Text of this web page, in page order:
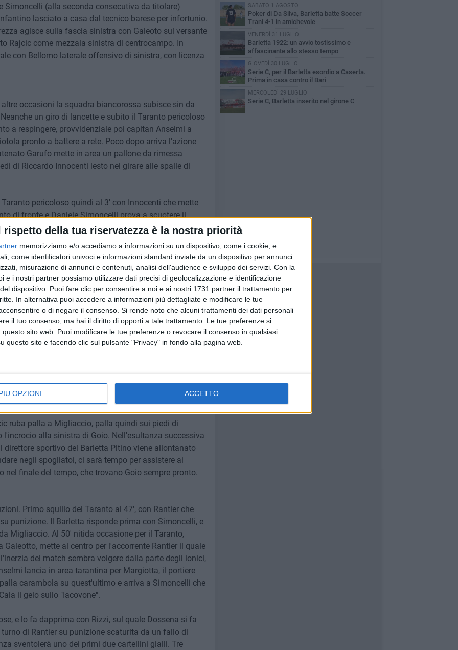
rispetto della tua riservatezza è la nostra priorità
memorizziamo e/o accediamo a informazioni su un dispositivo, come i cookie, e
come identificatori univoci e informazioni standard inviate da un dispositivo per annunci
misurazione di annunci e contenuti, analisi dell'audience e sviluppo dei servizi. Con la
e i nostri partner possiamo utilizzare dati precisi di geolocalizzazione e identificazione
dispositivo. Puoi fare clic per consentire a noi e ai nostri 1731 partner il trattamento per
In alternativa puoi accedere a informazioni più dettagliate e modificare le tue
o di negare il consenso. Si rende noto che alcuni trattamenti dei dati personali
il tuo consenso, ma hai il diritto di opporti a tale trattamento. Le tue preferenze si
sito web. Puoi modificare le tue preferenze o revocare il consenso in qualsiasi
questo sito e facendo clic sul pulsante "Privacy" in fondo alla pagina web.
OPZIONI ACCETTO
Simoncelli (alla seconda consecutiva da titolare)
lasciato a casa dal tecnico barese per infortunio.
agisce sulla fascia sinistra con Galeoto sul versante
Rajcic come mezzala sinistra di centrocampo. In
con Bellomo laterale offensivo di sinistra, con licenza
occasioni la squadra biancorossa subisce sin da
un giro di lancette e subito il Taranto pericoloso
a respingere, provvidenziale poi capitan Anselmi a
pronto a battere a rete. Poco dopo arriva l'azione
Garufo mette in area un pallone da rimessa
di Riccardo Innocenti lesto nel girare alle spalle di
pericoloso quindi al 3' con Innocenti che mette
di fronte e Daniele Simoncelli prova a scuotere il
con un cross proveniente da destra, sul quale "el
un azione da goal degna di nota bisogna attendere
di tre calci d'angolo consecutivi che non producono
con una serpentina a creare lo scompiglio
la palla messa al centro dal talento barese; sul
di testa alto. Successivamente ancora Barletta
dopo uno dei suoi spunti, ne nasce una
di poco a lato dalla porta difesa da Goio.
primo tempo, quando Garufo con un gran tiro da fuori
il pallone in calcio d'angolo. L'arbitro Giallanza
arriva il turno di Anselmi e Galeoto. Due giri
un pallonetto, dopo che il portiere Goio era uscito in
uno spiovente di Rajcic. Al 34' brividi per la
il quale mette al centro una palla su cui Rizzi gira a
ruba palla a Migliaccio, palla quindi sui piedi di
l'incrocio alla sinistra di Goio. Nell'esultanza successiva
sportivo del Barletta Pitino viene allontanato
negli spogliatoi, ci sarà tempo per assistere ai
finale del tempo, che trovano Goio sempre pronto.
Primo squillo del Taranto al 47', con Rantier che
punizione. Il Barletta risponde prima con Simoncelli, e
Migliaccio. Al 50' nitida occasione per il Taranto,
mette al centro per l'accorrente Rantier il quale
del match sembra volgere dalla parte degli ionici,
lancia in area tarantina per Margiotta, il portiere
carambola su quest'ultimo e arriva a Simoncelli che
il gelo sullo "Iacovone".
e lo fa dapprima con Rizzi, sul quale Dossena si fa
di Rantier su punizione scaturita da un fallo di
sventolerà uno dei primi due cartellini gialli. Tre
SABATO 1 AGOSTO
Poker di Da Silva, Barletta batte Soccer
Trani 4-1 in amichevole
VENERDÌ 31 LUGLIO
Barletta 1922: un avvio tostissimo e
affascinante allo stesso tempo
GIOVEDÌ 30 LUGLIO
Serie C, per il Barletta esordio a Caserta.
Prima in casa contro il Bari
MERCOLEDÌ 29 LUGLIO
Serie C, Barletta inserito nel girone C